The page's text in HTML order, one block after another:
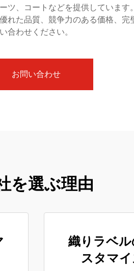
ツ、コートなどを提供していま
た品質、競争力のある価格、
い合わせください。
お問い合わせ
を選ぶ理由
織りラベル
スタマ